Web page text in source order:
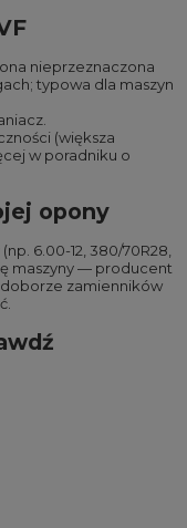
nieprzeznaczona
typowa dla maszyn
(większa
w poradniku o
opony
(np. 6.00-12, 380/70R28,
maszyny — producent
zamienników